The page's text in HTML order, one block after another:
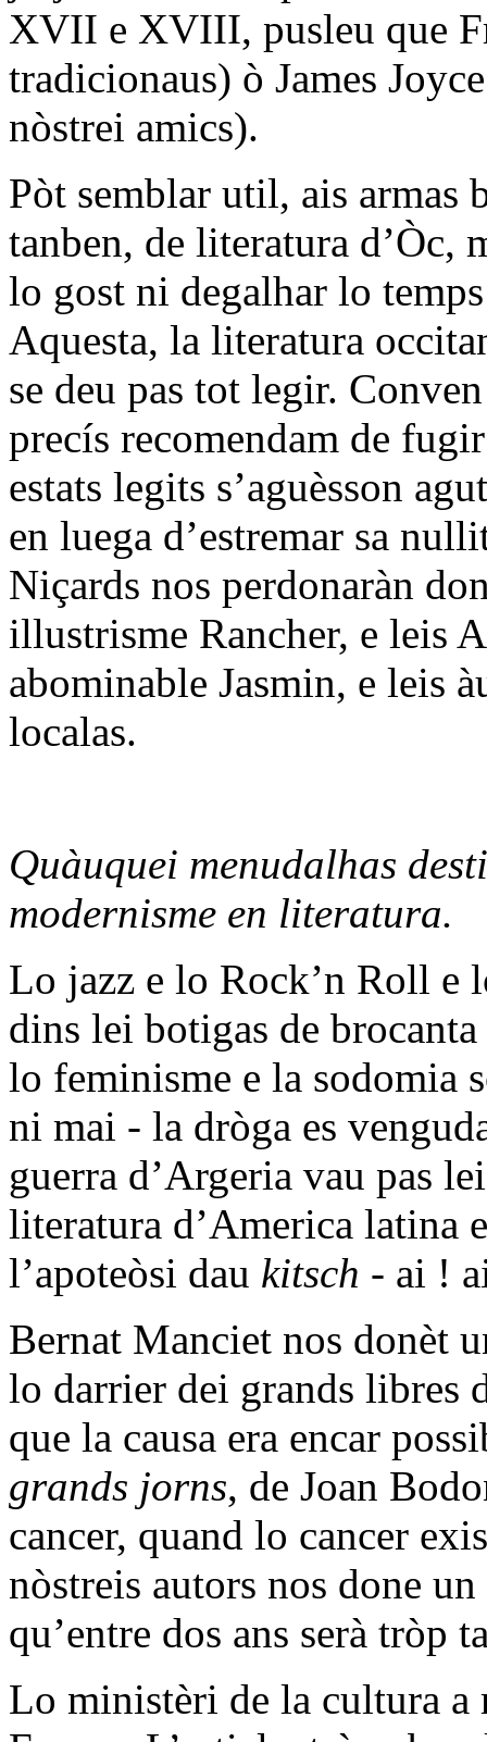
XVII e XVIII, pusleu que
tradicionaus) ò James
nòstrei amics).
Pòt semblar util, ais armas
tanben, de literatura d’Òc,
lo gost ni degalhar lo
Aquesta, la literatura
se deu pas tot legir.
precís recomendam de
estats legits s’aguèsson
en luega d’estremar sa
Niçards nos perdonaràn
illustrisme Rancher, e leis
abominable Jasmin, e leis
localas.
Quàuquei menudalhas
modernisme en literatura.
Lo jazz e lo Rock’n Roll e
dins lei botigas de
lo feminisme e la sodomia
ni mai - la dròga es
guerra d’Argeria vau pas
literatura d’America latina
l’apoteòsi dau kitsch - ai !
Bernat Manciet nos donèt
lo darrier dei grands libres
que la causa era encar
grands jorns, de Joan
cancer, quand lo cancer
nòstreis autors nos done
qu’entre dos ans serà tròp
Lo ministèri de la cultura a